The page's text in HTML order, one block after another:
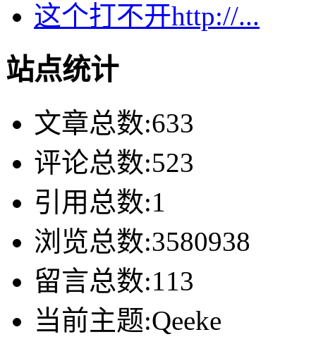
这个打不开http://...
站点统计
文章总数:633
评论总数:523
引用总数:1
浏览总数:3580938
留言总数:113
当前主题:Qeeke